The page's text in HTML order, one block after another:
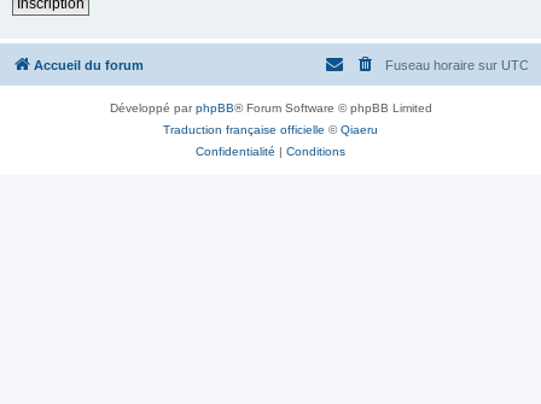
Accueil du forum Fuseau horaire sur UTC
Développé parphpBB® Forum Software © phpBB Limited
Traduction française officielle ©Qiaeru
Confidentialité | Conditions